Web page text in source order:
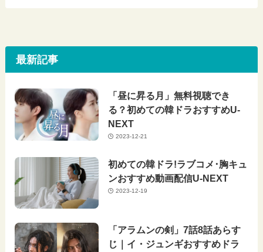
最新記事
「昼に昇る月」無料視聴でき
る？初めての韓ドラおすすめU-
NEXT
2023-12-21
初めての韓ドラ!ラブコメ･胸キュ
ンおすすめ動画配信U-NEXT
2023-12-19
「アラムンの剣」7話8話あらす
じ｜イ・ジュンギおすすめドラ